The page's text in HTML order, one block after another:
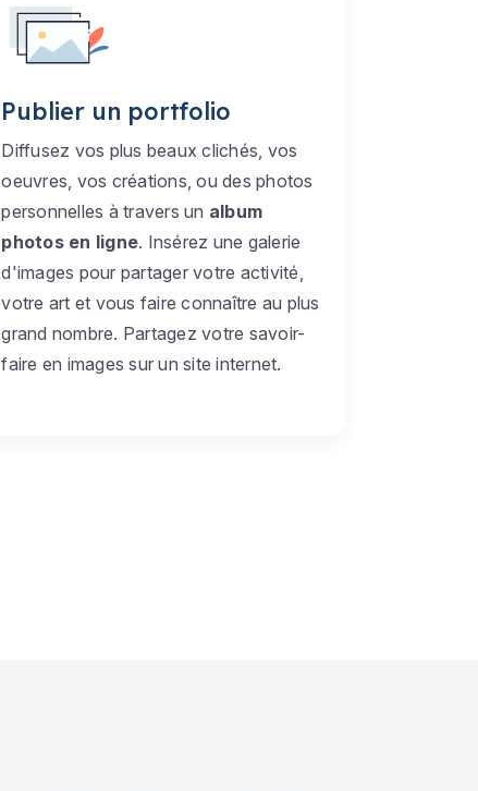
Publier un portfolio
Diffusez vos plus beaux clichés, vos
oeuvres, vos créations, ou des photos
personnelles à travers un album
photos en ligne. Insérez une galerie
d'images pour partager votre activité,
votre art et vous faire connaître au plus
grand nombre. Partagez votre savoir-
faire en images sur un site internet.